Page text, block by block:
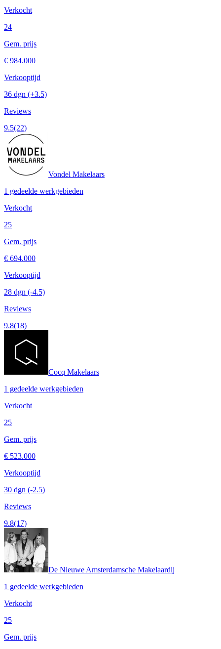
Verkocht
24
Gem. prijs
€ 984.000
Verkooptijd
36 dgn (+3.5)
Reviews
9.5(22)
Vondel Makelaars
1 gedeelde werkgebieden
Verkocht
25
Gem. prijs
€ 694.000
Verkooptijd
28 dgn (-4.5)
Reviews
9.8(18)
Cocq Makelaars
1 gedeelde werkgebieden
Verkocht
25
Gem. prijs
€ 523.000
Verkooptijd
30 dgn (-2.5)
Reviews
9.8(17)
De Nieuwe Amsterdamsche Makelaardij
1 gedeelde werkgebieden
Verkocht
25
Gem. prijs